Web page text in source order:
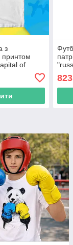
з
принтом
of
Push IT
823